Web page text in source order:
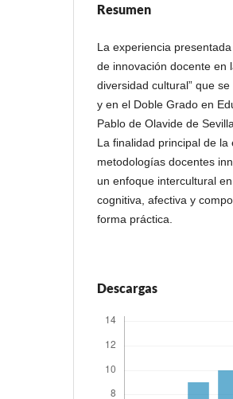
Resumen
La experiencia
de innovación docente en
diversidad cultural” que
y en el Doble Grado en
Pablo de Olavide de Sevilla.
La finalidad principal de
metodologías docentes
un enfoque intercultural
cognitiva, afectiva y
forma práctica.
Descargas